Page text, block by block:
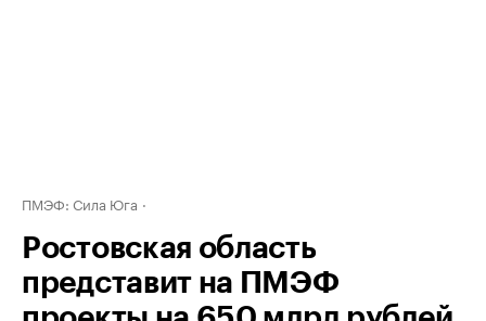
ПМЭФ: Сила Юга
Ростовская область
представит на ПМЭФ